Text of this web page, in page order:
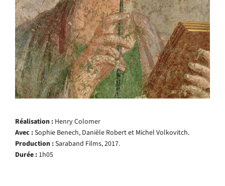
Réalisation : Henry Colomer
Avec :Sophie Benech, Danièle Robert et Michel Volkovitch.
Production :Saraband Films, 2017.
Durée : 1h05